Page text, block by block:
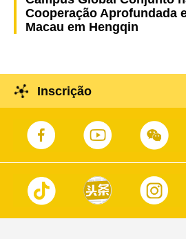
Cooperação Aprofundada
Macau em Hengqin
Inscrição